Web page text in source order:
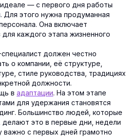
— с первого дня работы
Для этого нужна продуманная
Она включает
каждого этапа жизненного
специалист должен честно
о компании, её структуре,
стиле руководства, традициях
должности.
в адаптации. На этом этапе
для удержания становятся
Большинство людей, которые
это в первые дни, недели
важно с первых дней грамотно